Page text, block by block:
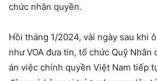
chức nhân quyền.
Hồi tháng 1/2024, vài ngày sau khi
như VOA đưa tin, tổ chức Quỹ Nhân
án việc chính quyền Việt Nam tiếp